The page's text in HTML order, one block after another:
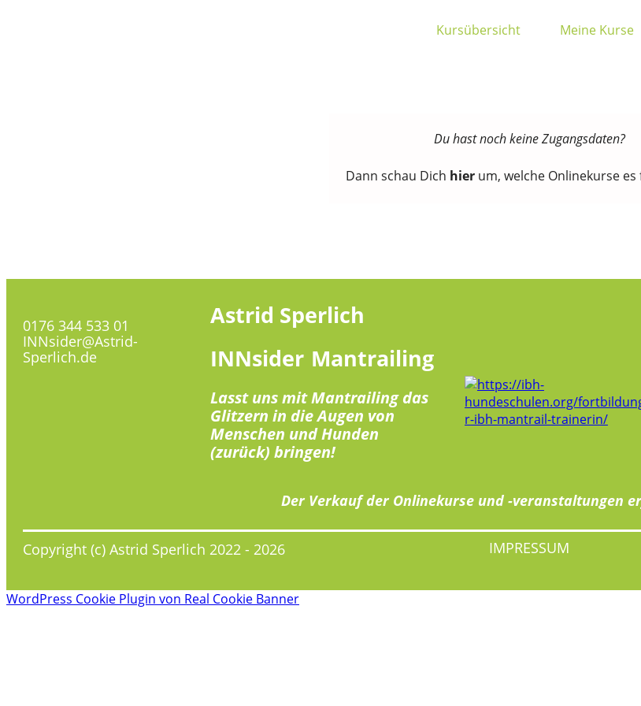
Kursübersicht Meine Kurse
Du hast noch keine Zugangsdaten?
Dann schau Dich hier um, welche Onlinekurse
0176 344 533 01
INNsider@Astrid-
Sperlich.de
Astrid Sperlich
INNsider Mantrailing
Lasst uns mit Mantrailing das
Glitzern in die Augen von
Menschen und Hunden
(zurück) bringen!
Der Verkauf der Onlinekurse und -veranstaltungen
Copyright (c) Astrid Sperlich 2022 - 2026 IMPRESSUM
WordPress Cookie Plugin von Real Cookie Banner